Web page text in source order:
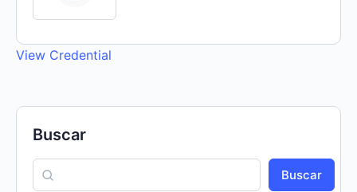
View Credential
Buscar
Buscar